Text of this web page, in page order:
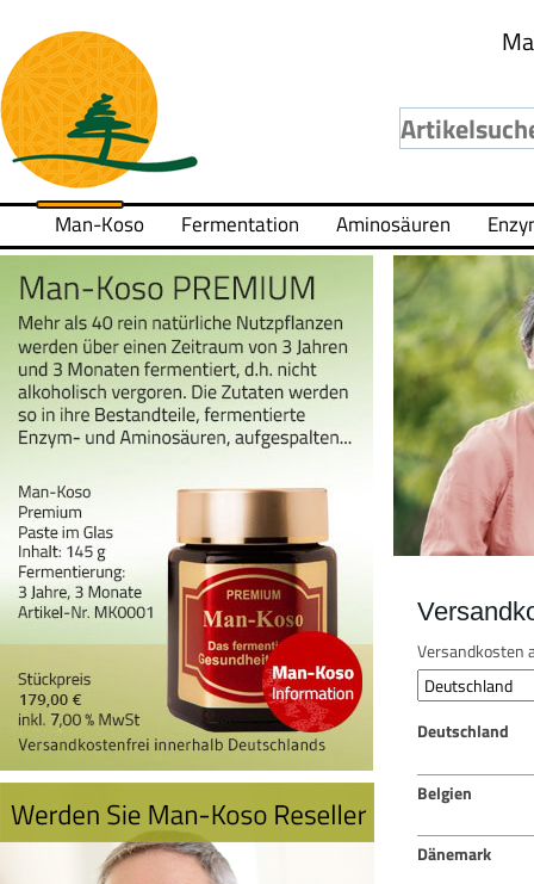
Man-Koso Fermentation Aminosäuren
Versandkosten
Deutschland
Belgien
Dänemark